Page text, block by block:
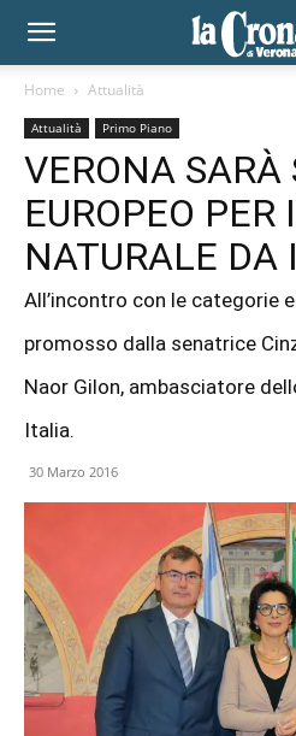
Home Attualità
Attualità Primo Piano
VERONA SARÀ
EUROPEO PER
NATURALE DA
All’incontro con le categorie
promosso dalla senatrice
Naor Gilon, ambasciatore
Italia.
30 Marzo 2016